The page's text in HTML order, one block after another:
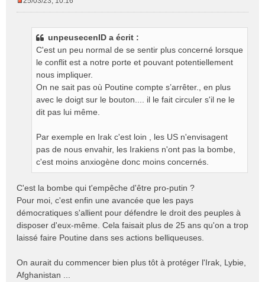
unpeusecenID a écrit :
C'est un peu normal de se sentir plus concerné lorsque
le conflit est a notre porte et pouvant potentiellement
nous impliquer.
On ne sait pas où Poutine compte s’arrêter., en plus
avec le doigt sur le bouton.... il le fait circuler s'il ne le
dit pas lui même.
Par exemple en Irak c'est loin , les US n'envisagent
pas de nous envahir, les Irakiens n'ont pas la bombe,
c'est moins anxiogène donc moins concernés.
C'est la bombe qui t'empêche d'être pro-putin ?
Pour moi, c'est enfin une avancée que les pays
démocratiques s'allient pour défendre le droit des peuples à
disposer d'eux-même. Cela faisait plus de 25 ans qu'on a trop
laissé faire Poutine dans ses actions belliqueuses.
On aurait du commencer bien plus tôt à protéger l'Irak, Lybie,
Afghanistan ...